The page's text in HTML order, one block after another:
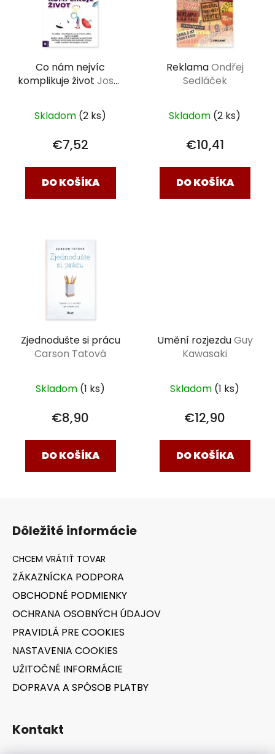
Co nám nejvíc
komplikuje život Josef
Skladom (2 ks)
€7,52
DO KOŠÍKA
ReklamaOndřej
Sedláček
Skladom (2 ks)
€10,41
DO KOŠÍKA
Zjednodušte si prácu
Carson Tatová
Skladom (1 ks)
€8,90
DO KOŠÍKA
Umění rozjezduGuy
Kawasaki
Skladom (1 ks)
€12,90
DO KOŠÍKA
Dôležité informácie
ZÁKAZNÍCKA PODPORA
OBCHODNÉ PODMIENKY
OCHRANA OSOBNÝCH ÚDAJOV
PRAVIDLÁ PRE COOKIES
NASTAVENIA COOKIES
UŽITOČNÉ INFORMÁCIE
DOPRAVA A SPÔSOB PLATBY
Kontakt